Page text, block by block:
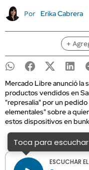
Por Erika Cabrera
+
Mercado Libre anunció la
productos vendidos en
"represalia" por un
elementales" sobre a
estos dispositivos en
Toca para escuchar
ESCUCHAR